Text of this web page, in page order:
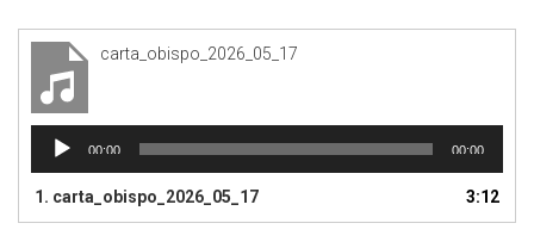
carta_obispo_2026_05_17
Reproductor
audio
00:00 00:00
1. carta_obispo_2026_05_17 3:12